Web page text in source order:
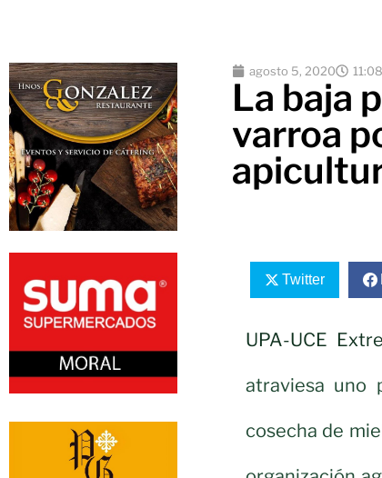
agosto 5, 2020
La baja
varroa
Twitter
UPA-UCE
atraviesa uno
cosecha de